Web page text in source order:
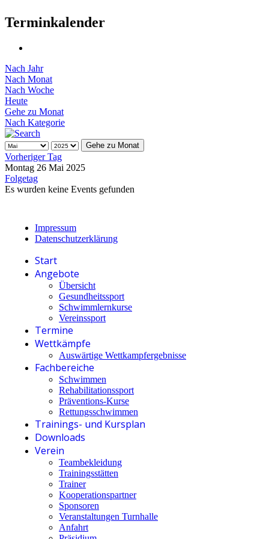
Terminkalender
Nach Jahr
Nach Monat
Nach Woche
Heute
Gehe zu Monat
Nach Kategorie
Gehe zu Monat
Vorheriger Tag
Montag 26 Mai 2025
Folgetag
Es wurden keine Events gefunden
Impressum
Datenschutzerklärung
Start
Angebote
Übersicht
Gesundheitssport
Schwimmlernkurse
Vereinssport
Termine
Wettkämpfe
Auswärtige Wettkampfergebnisse
Fachbereiche
Schwimmen
Rehabilitationssport
Präventions-Kurse
Rettungsschwimmen
Trainings- und Kursplan
Downloads
Verein
Teambekleidung
Trainingsstätten
Trainer
Kooperationspartner
Sponsoren
Veranstaltungen Turnhalle
Anfahrt